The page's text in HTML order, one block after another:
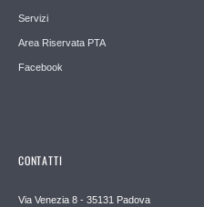
Servizi
Area Riservata PTA
Facebook
CONTATTI
Via Venezia 8 - 35131 Padova